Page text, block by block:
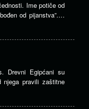
Ime potiče od
od pijanstva”.…
Drevni Egipćani su
pravili zaštitne